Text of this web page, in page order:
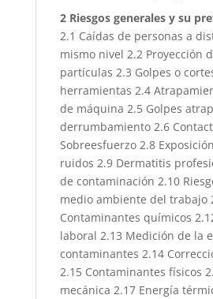
2 Riesgos generales y su
2.1 Caídas de personas a
mismo nivel 2.2 Proyección
partículas 2.3 Golpes o
herramientas 2.4
de máquina 2.5 Golpes
derrumbamiento 2.6
Sobreesfuerzo 2.8
ruidos 2.9 Dermatitis
de contaminación 2.10
medio ambiente del trabajo
Contaminantes químicos
laboral 2.13 Medición de la
contaminantes 2.14
2.15 Contaminantes físicos
mecánica 2.17 Energía